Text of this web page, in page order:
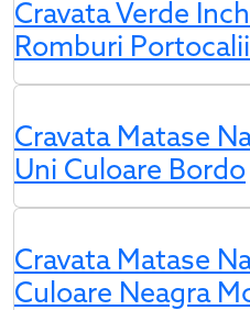
Cravata Verde
Romburi
Cravata Matase
Uni Culoare Bordo
Cravata Matase
Culoare Neagra